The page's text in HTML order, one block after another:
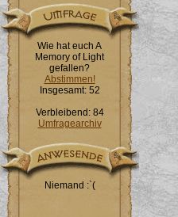
Wie hat euch A
Memory of Light
gefallen?
Abstimmen!
Insgesamt: 52
Verbleibend: 84
Umfragearchiv
Niemand :`(